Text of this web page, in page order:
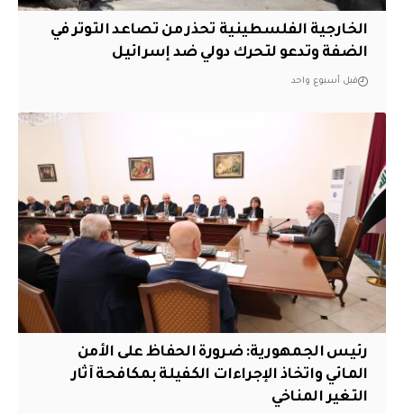
الخارجية الفلسطينية تحذر من تصاعد التوتر في
الضفة وتدعو لتحرك دولي ضد إسرائيل
قبل أسبوع واحد
رئيس الجمهورية: ضرورة الحفاظ على الأمن
المائي واتخاذ الإجراءات الكفيلة بمكافحة آثار
التغير المناخي